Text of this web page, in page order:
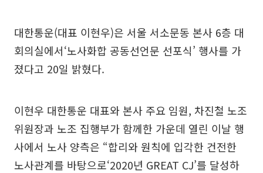
대한통운(대표 이현우)은 서울 서소문동 본사 6층 대
회의실에서‘노사화합 공동선언문 선포식’ 행사를 가
졌다고 20일 밝혔다.
이현우 대한통운 대표와 본사 주요 임원, 차진철 노조
위원장과 노조 집행부가 함께한 가운데 열린 이날 행
사에서 노사 양측은 “합리와 원칙에 입각한 건전한
노사관계를 바탕으로‘2020년 GREAT CJ’를 달성하